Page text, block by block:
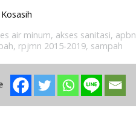
air minum, akses sanitasi, apbn
, rpjmn 2015-2019, sampah